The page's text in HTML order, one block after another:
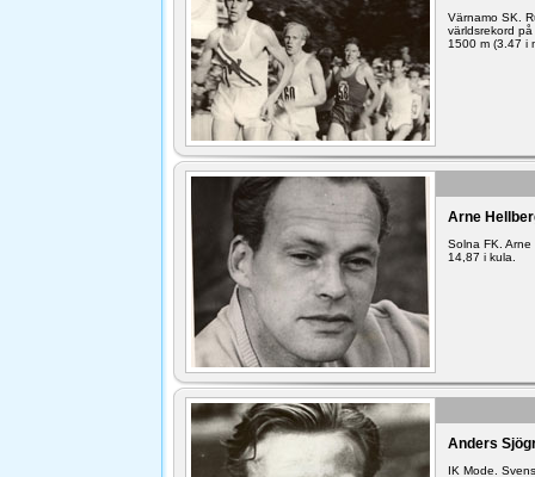
Värnamo SK.
världsrekord
1500 m (3.47 i
Arne
Solna FK.
14,87 i kula.
Anders
IK Mode.